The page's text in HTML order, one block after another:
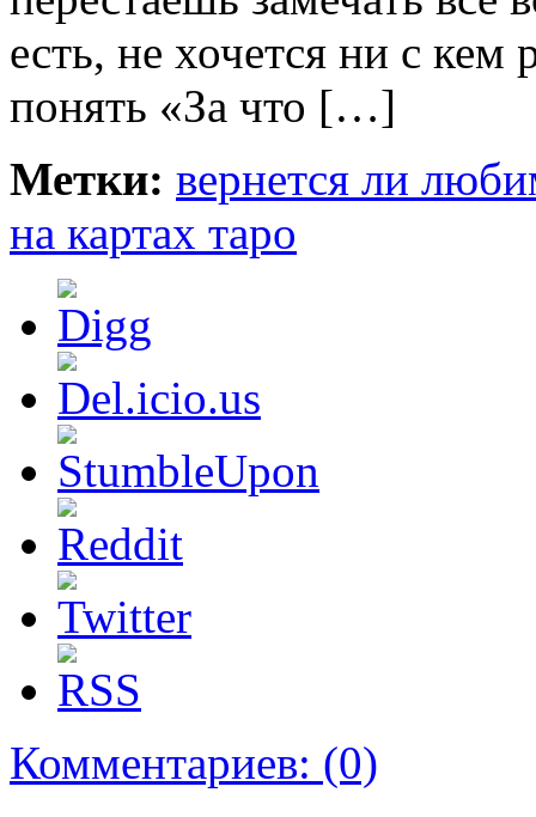
есть, не хочется ни с кем
понять «За что […]
Метки: вернется ли
на картах таро
Комментариев: (0)